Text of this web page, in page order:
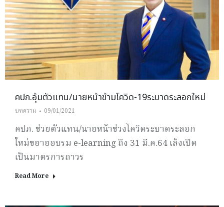
คปภ.อุ้มตัวแทน/นายหน้าข้ามโควิด-19ระบาดระลอกใหม่
บทความ 09/01/2021
คปภ. ช่วยตัวแทน/นายหน้าช่วงโควิดระบาดระลอก
ใหม่ขยายอบรม e-learning ถึง 31 มี.ค.64 เล็งเปิด
เป็นมาตรการถาวร
Read More